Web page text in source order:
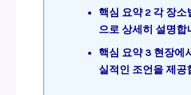
핵심 요약 2 각 장
으로 상세히 설명합
핵심 요약 3 현장에
실적인 조언을 제공